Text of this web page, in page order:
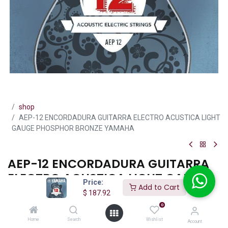
Price:
$ 187.92
Add to Cart
Home Search
0
Wishlist Account
shop
AEP-12 ENCORDADURA GUITARRA ELECTRO ACUSTICA LIGHT
GAUGE PHOSPHOR BRONZE YAMAHA
AEP-12 ENCORDADURA GUITARRA
ELECTRO ACUSTICA LIGHT GAUGE
PHOSPHOR BRONZE YAMAHA
(0 reseña)
Juego de cuerdas Yamaha AEP‑12 para guitarra acústica